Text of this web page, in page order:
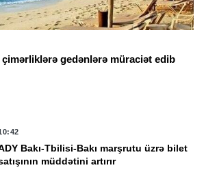
çimərliklərə gedənlərə müraciət edib
Bakı-Tbilisi-Bakı marşrutu üzrə bilet
müddətini artırır